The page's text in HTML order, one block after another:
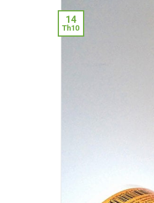
14
Th10